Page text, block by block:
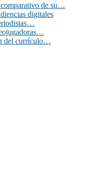
de su…
digitales
del currículo…